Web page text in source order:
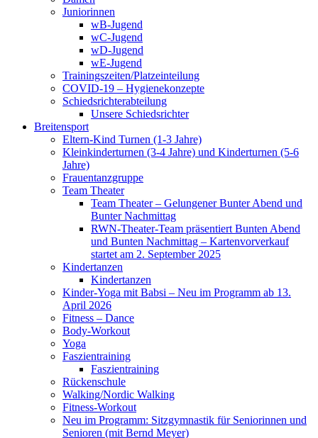
Juniorinnen
wB-Jugend
wC-Jugend
wD-Jugend
wE-Jugend
Trainingszeiten/Platzeinteilung
COVID-19 – Hygienekonzepte
Schiedsrichterabteilung
Unsere Schiedsrichter
Breitensport
Eltern-Kind Turnen (1-3 Jahre)
Kleinkinderturnen (3-4 Jahre) und Kinderturnen (5-6
Jahre)
Frauentanzgruppe
Team Theater
Team Theater – Gelungener Bunter Abend und
Bunter Nachmittag
RWN-Theater-Team präsentiert Bunten Abend
und Bunten Nachmittag – Kartenvorverkauf
startet am 2. September 2025
Kindertanzen
Kindertanzen
Kinder-Yoga mit Babsi – Neu im Programm ab 13.
April 2026
Fitness – Dance
Body-Workout
Yoga
Faszientraining
Faszientraining
Rückenschule
Walking/Nordic Walking
Fitness-Workout
Neu im Programm: Sitzgymnastik für Seniorinnen und
Senioren (mit Bernd Meyer)